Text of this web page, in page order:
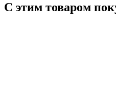
С этим товаром